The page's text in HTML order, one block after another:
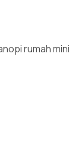
rumah